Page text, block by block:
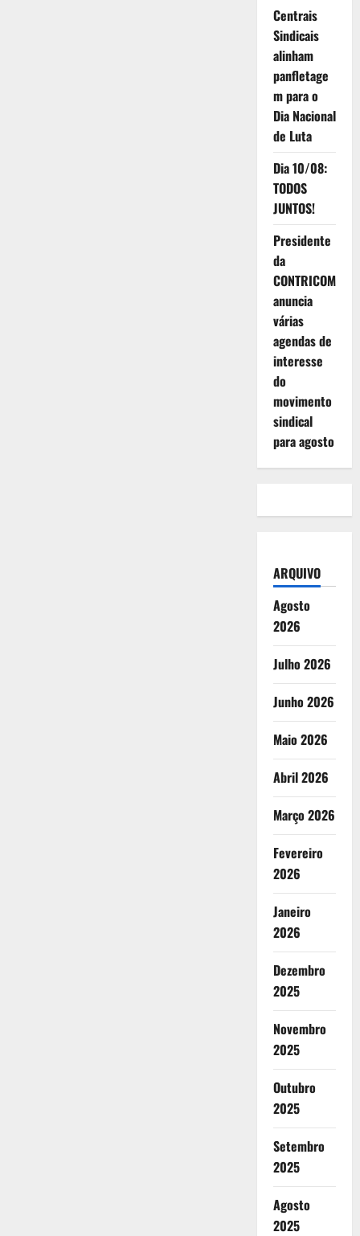
Centrais
Sindicais
alinham
panfletage
m para o
Dia Nacional
de Luta
Dia 10/08:
TODOS
JUNTOS!
Presidente
da
CONTRICOM
anuncia
várias
agendas de
interesse
do
movimento
sindical
para agosto
ARQUIVO
Agosto
2026
Julho 2026
Junho 2026
Maio 2026
Abril 2026
Março 2026
Fevereiro
2026
Janeiro
2026
Dezembro
2025
Novembro
2025
Outubro
2025
Setembro
2025
Agosto
2025